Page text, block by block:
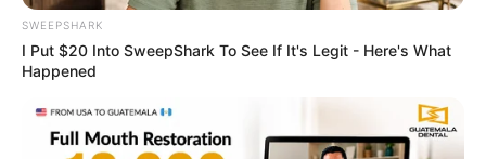
SWEEPSHARK
I Put $20 Into SweepShark To See If It's Legit - Here's What
Happened